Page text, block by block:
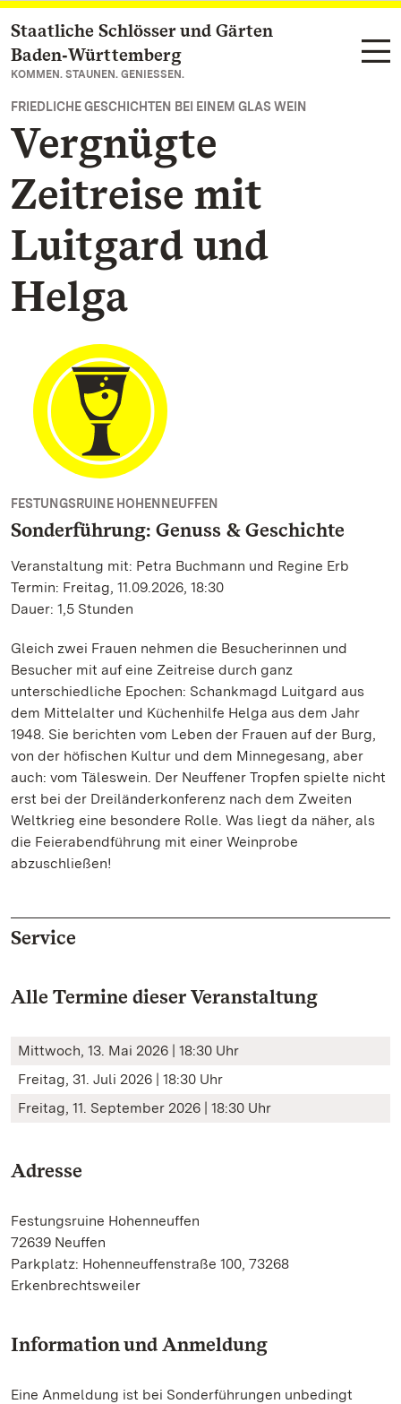
Zum Hauptinhalt springen
Staatliche Schlösser und Gärten
Baden‑Württemberg
KOMMEN. STAUNEN. GENIESSEN.
FRIEDLICHE GESCHICHTEN BEI EINEM GLAS WEIN
Vergnügte
Zeitreise mit
Luitgard und
Helga
FESTUNGSRUINE HOHENNEUFFEN
Sonderführung: Genuss & Geschichte
Veranstaltung mit: Petra Buchmann und Regine Erb
Termin: Freitag, 11.09.2026, 18:30
Dauer: 1,5 Stunden
Gleich zwei Frauen nehmen die Besucherinnen und
Besucher mit auf eine Zeitreise durch ganz
unterschiedliche Epochen: Schankmagd Luitgard aus
dem Mittelalter und Küchenhilfe Helga aus dem Jahr
1948. Sie berichten vom Leben der Frauen auf der Burg,
von der höfischen Kultur und dem Minnegesang, aber
auch: vom Täleswein. Der Neuffener Tropfen spielte nicht
erst bei der Dreiländerkonferenz nach dem Zweiten
Weltkrieg eine besondere Rolle. Was liegt da näher, als
die Feierabendführung mit einer Weinprobe
abzuschließen!
Service
Alle Termine dieser Veranstaltung
Mittwoch, 13. Mai 2026 | 18:30 Uhr
Freitag, 31. Juli 2026 | 18:30 Uhr
Freitag, 11. September 2026 | 18:30 Uhr
Adresse
Festungsruine Hohenneuffen
72639 Neuffen
Parkplatz: Hohenneuffenstraße 100, 73268
Erkenbrechtsweiler
Information und Anmeldung
Eine Anmeldung ist bei Sonderführungen unbedingt